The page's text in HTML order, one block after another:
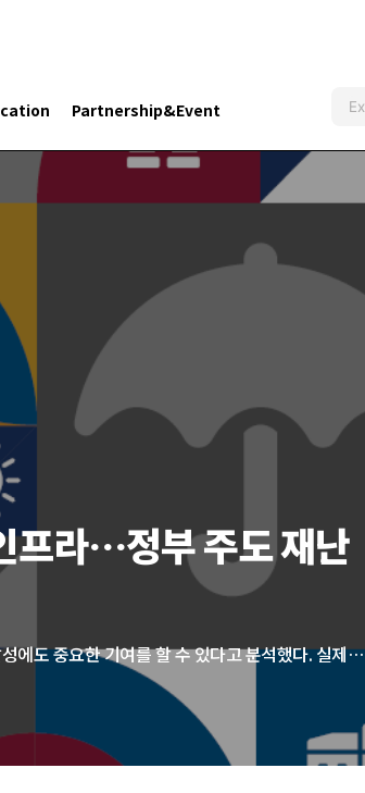
Partnership&Event
리터러시
프라…정부 주도 재난
유엔은 보험 가입률을 높이는 것이 지속가능발전목표(SDG) 달성에도 중요한 기여를 할 수 있다고 분석했다. 실제로 보험 가입률이 1% 증가할 경우, SDG 달성에 5.8% 더 가까워지는 것으로 파악됐다. 보고서는 보험 보호 격차 해소를 위해 재난위험관리전략, 기후적응계획(NAPs), 지속가능발전 전략(SDGs) 등 국가 개발 전략에 재난 금융을 통합할 것을 주문했다. 현재 200여 개국 중 독립적인 재난 위험 금융 전략을 보유한 국가는 30개국에 불과하다.